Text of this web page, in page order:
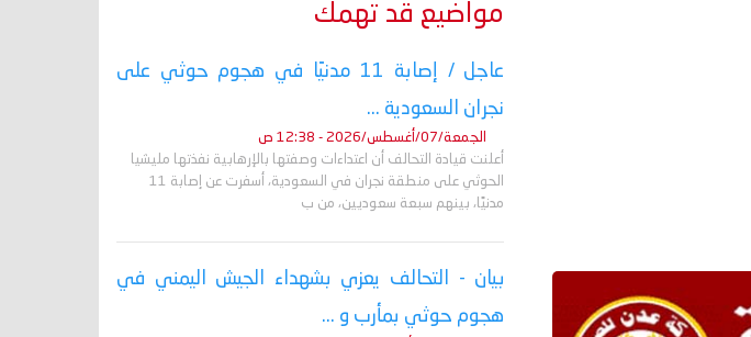
مواضيع قد تهمك
عاجل / إصابة 11 مدنيًا في هجوم حوثي على
نجران السعودية ...
الجمعة/07/أغسطس/2026 - 12:38 ص
أعلنت قيادة التحالف أن اعتداءات وصفتها بالإرهابية نفذتها مليشيا
الحوثي على منطقة نجران في السعودية، أسفرت عن إصابة 11
مدنيًا، بينهم سبعة سعوديين، من ب
بيان - التحالف يعزي بشهداء الجيش اليمني في
هجوم حوثي بمأرب و ...